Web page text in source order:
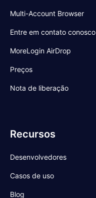
Multi-Account Browser
Entre em contato conosco
MoreLogin AirDrop
Preços
Nota de liberação
Recursos
Desenvolvedores
Casos de uso
Blog